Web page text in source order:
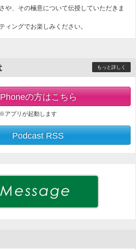
や、その極意について伝授していただきま
ィングでお楽しみください。
もっと詳しく
の方はこちら
※アプリが起動します
Podcast RSS